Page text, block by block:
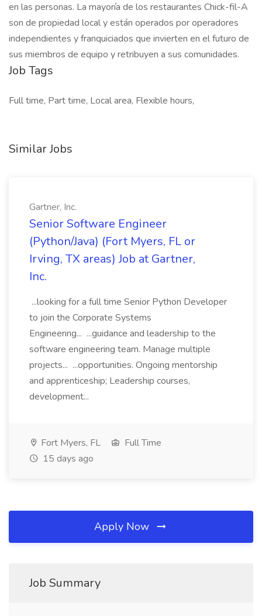
en las personas. La mayoría de los restaurantes Chick-fil-A
son de propiedad local y están operados por operadores
independientes y franquiciados que invierten en el futuro de
sus miembros de equipo y retribuyen a sus comunidades.
Job Tags
Full time, Part time, Local area, Flexible hours,
Similar Jobs
Gartner, Inc.
Senior Software Engineer
(Python/Java) (Fort Myers, FL or
Irving, TX areas) Job at Gartner,
Inc.
...looking for a full time Senior Python Developer
to join the Corporate Systems
Engineering... ...guidance and leadership to the
software engineering team. Manage multiple
projects... ...opportunities. Ongoing mentorship
and apprenticeship; Leadership courses,
development...
Fort Myers, FL
Full Time
15 days ago
Apply Now
Job Summary